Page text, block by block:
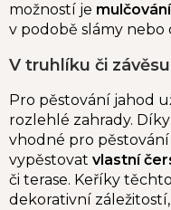
možností je
v podobě slámy nebo
V truhlíku či závěsu
Pro pěstování jahod
rozlehlé zahrady. Díky
vhodné pro
vypěstovat vlastní
či terase. Keříky
dekorativní